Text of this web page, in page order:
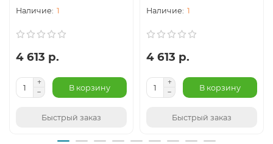
1
4 613 р.
В корзину
Быстрый заказ
1
4 613 р.
В корзину
Быстрый заказ